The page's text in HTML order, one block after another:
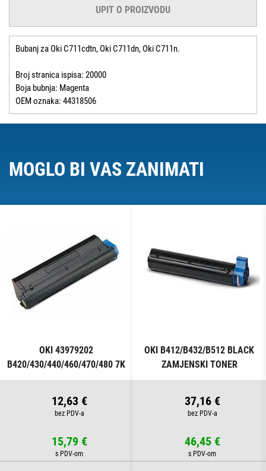
UPIT O PROIZVODU
Bubanj za Oki C711cdtn, Oki C711dn, Oki C711n.
Broj stranica ispisa: 20000
Boja bubnja: Magenta
OEM oznaka: 44318506
MOGLO BI VAS ZANIMATI
OKI 43979202
B420/430/440/460/470/480 7K
BLACK ZAMJENSKI TONER
12,63 €
15,79 €
OKI B412/B432/B512 BLACK
ZAMJENSKI TONER
37,16 €
46,45 €